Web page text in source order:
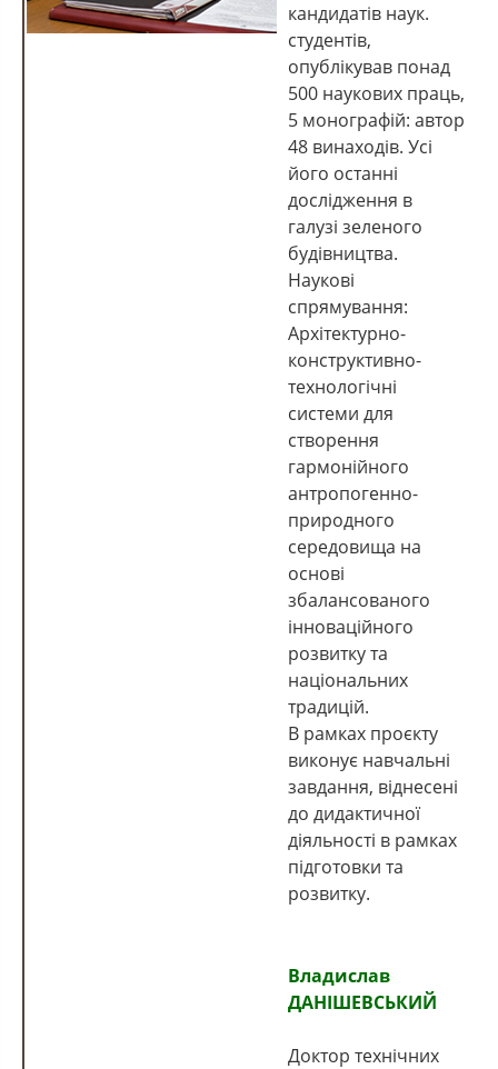
кандидатів наук.
студентів,
опублікував понад
500 наукових праць,
5 монографій: автор
48 винаходів. Усі
його останні
дослідження в
галузі зеленого
будівництва.
Наукові
спрямування:
Архітектурно-
конструктивно-
технологічні
системи для
створення
гармонійного
антропогенно-
природного
середовища на
основі
збалансованого
інноваційного
розвитку та
національних
традицій.
В рамках проєкту
виконує навчальні
завдання, віднесені
до дидактичної
діяльності в рамках
підготовки та
розвитку.
Владислав
ДАНІШЕВСЬКИЙ
Доктор технічних